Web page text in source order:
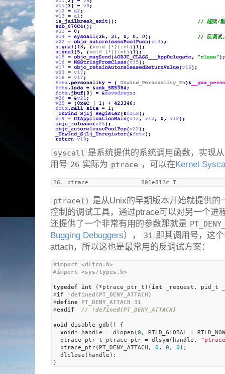
syscall 是系统提供的系统调用函数，实现
用号 26 实际为 ptrace ，可以在 Kernel
26. ptrace               801e812c T
ptrace() 是从Unix的早期版本开始就提供
控制的调试工具，通过ptrace可以对另一个进
还提供了一个非常有用的参数那就是
Bugging Debuggers）， 31
即其调用号，这
attach，所以这也是最常用的反调试方案：
#import <dlfcn.h>
#import <sys/types.h>
typedef int (*ptrace_ptr_t)( int _request, pid_t
#if !defined(PT_DENY_ATTACH)
#define PT_DENY_ATTACH 31
#endif // !defined(PT_DENY_ATTACH)
void
disable_gdb() {
void * handle = dlopen( 0 , RTLD_GLOBAL |
  ptrace_ptr_t ptrace_ptr = dlsym(handle,
  ptrace_ptr(PT_DENY_ATTACH,
0 , 0 , 0 );
  dlclose(handle);